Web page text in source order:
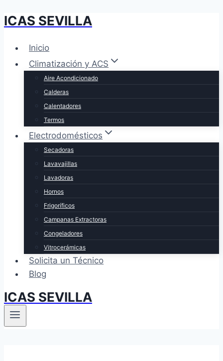
Saltar
contenido
ICAS SEVILLA
Inicio
Climatización y ACS
Aire Acondicionado
Calderas
Calentadores
Termos
Electrodomésticos
Secadoras
Lavavajillas
Lavadoras
Hornos
Frigoríficos
Campanas Extractoras
Congeladores
Vitrocerámicas
Solicita un Técnico
Blog
ICAS SEVILLA